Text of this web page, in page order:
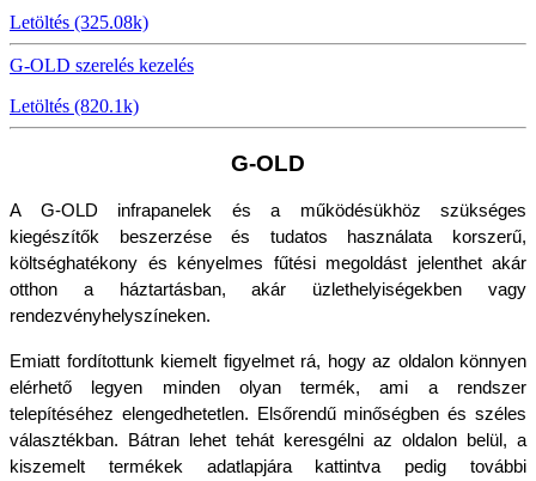
Letöltés (325.08k)
G-OLD szerelés kezelés
Letöltés (820.1k)
G-OLD
A G-OLD infrapanelek és a működésükhöz szükséges
kiegészítők beszerzése és tudatos használata korszerű,
költséghatékony és kényelmes fűtési megoldást jelenthet akár
otthon a háztartásban, akár üzlethelyiségekben vagy
rendezvényhelyszíneken.
Emiatt fordítottunk kiemelt figyelmet rá, hogy az oldalon könnyen
elérhető legyen minden olyan termék, ami a rendszer
telepítéséhez elengedhetetlen. Elsőrendű minőségben és széles
választékban. Bátran lehet tehát keresgélni az oldalon belül, a
kiszemelt termékek adatlapjára kattintva pedig további